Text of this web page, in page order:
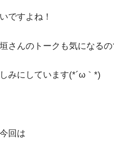
ですよね！
さんのトークも気になる
みにしています(*´ω｀*)
回は